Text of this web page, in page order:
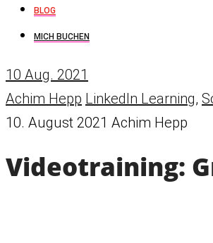
BLOG
MICH BUCHEN
10 Aug. 2021
Achim Hepp LinkedIn Learning,
10. August 2021 Achim Hepp
Videotraining: